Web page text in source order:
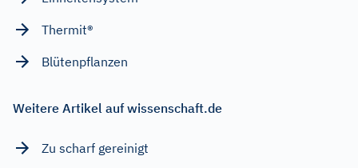
Thermit®
Blütenpflanzen
Weitere Artikel auf wissenschaft.de
Zu scharf gereinigt